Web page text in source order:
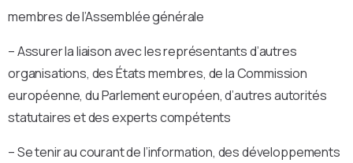
membres de l’Assemblée générale
– Assurer la liaison avec les représentants d’autres
organisations, des États membres, de la Commission
européenne, du Parlement européen, d’autres autorités
statutaires et des experts compétents
– Se tenir au courant de l’information, des développements